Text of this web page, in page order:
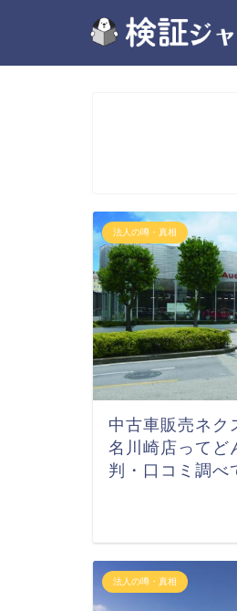
法人の噂・真相
中古車販売ネク
名川崎店ってど
判・口コミ調べ
法人の噂・真相